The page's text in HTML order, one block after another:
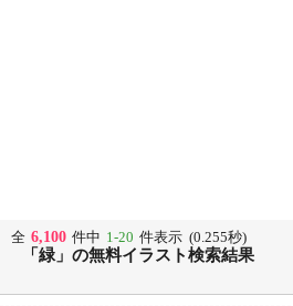
全 6,100 件中 1-20 件表示 (0.255秒)
「緑」の無料イラスト検索結果